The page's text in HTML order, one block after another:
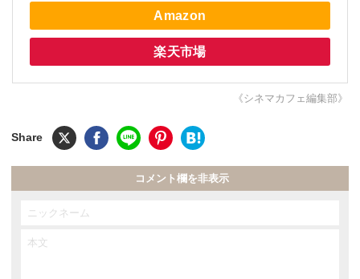
Amazon
楽天市場
《シネマカフェ編集部》
コメント欄を非表示